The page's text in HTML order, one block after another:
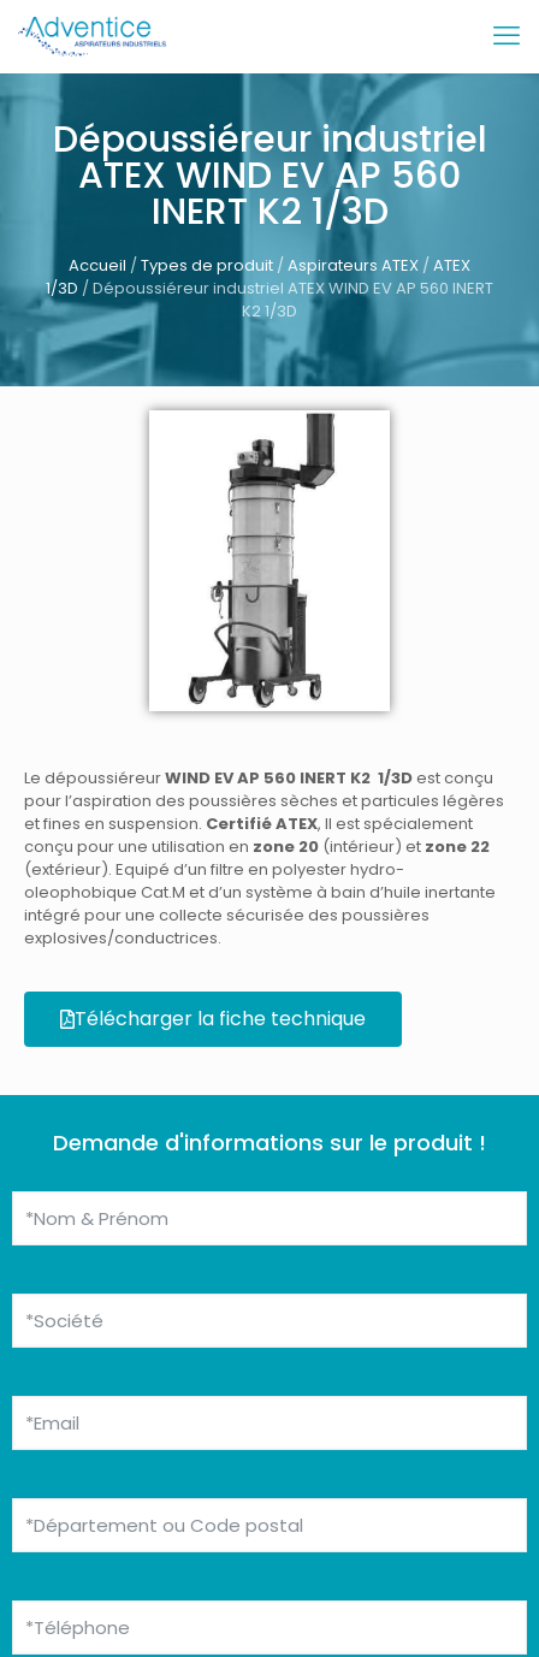
Dépoussiéreur industriel
ATEX WIND EV AP 560
INERT K2 1/3D
Accueil /Types de produit /Aspirateurs ATEX /ATEX
1/3D / Dépoussiéreur industriel ATEX WIND EV AP 560 INERT
K2 1/3D
Le dépoussiéreurWIND EV AP 560 INERT K2 1/3Dest conçu
pour l’aspiration des poussières sèches et particules légères
et fines en suspension. Certifié ATEX, Il est spécialement
conçu pour une utilisation en zone 20 (intérieur) et zone 22
(extérieur). Equipé d’un filtre en polyester hydro-
oleophobique Cat.M et d’un système à bain d’huile inertante
intégré pour une collecte sécurisée des poussières
explosives/conductrices.
Télécharger la fiche technique
Demande d'informations sur le produit !